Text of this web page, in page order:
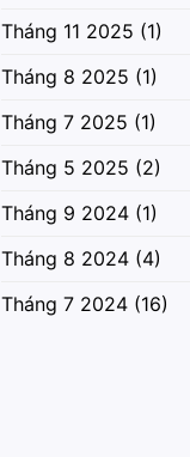
Tháng 11 2025 (1)
Tháng 8 2025 (1)
Tháng 7 2025 (1)
Tháng 5 2025 (2)
Tháng 9 2024 (1)
Tháng 8 2024 (4)
Tháng 7 2024 (16)